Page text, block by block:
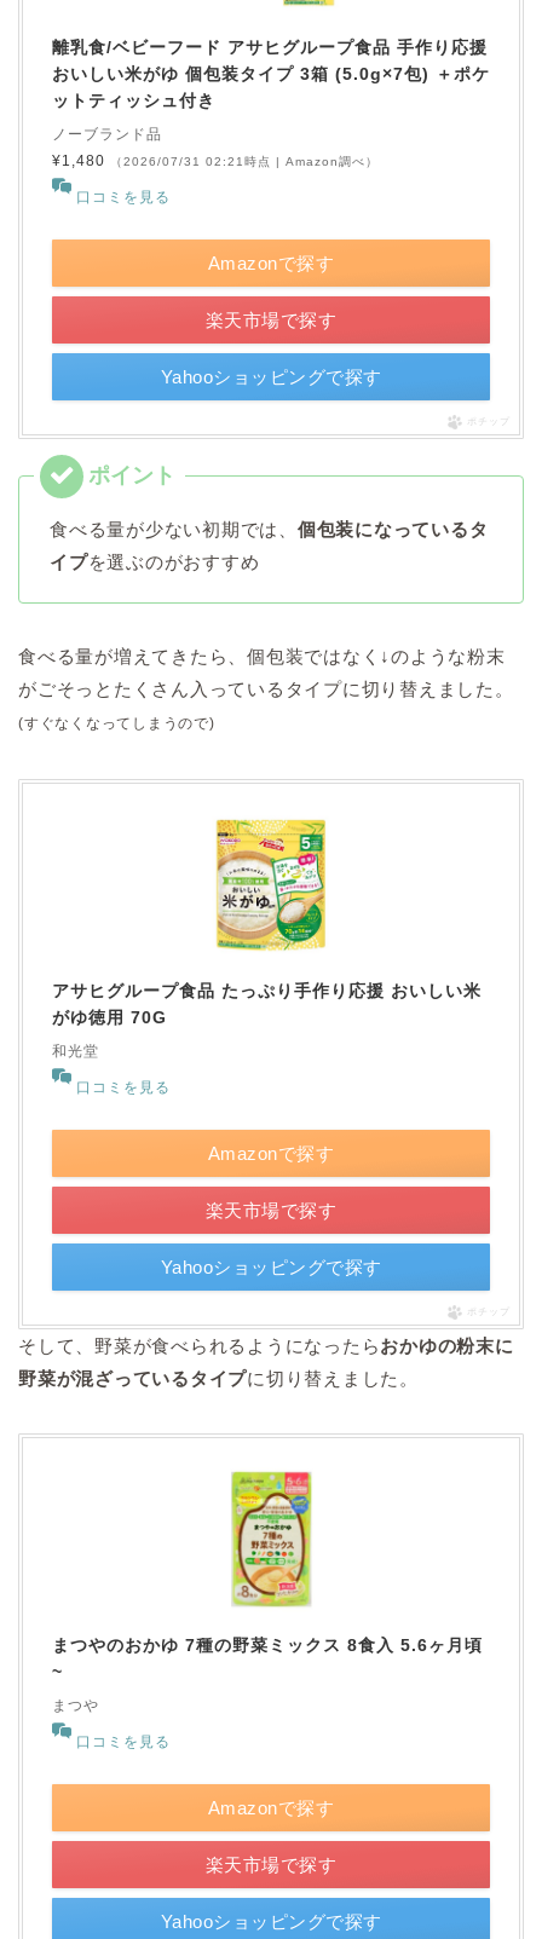
離乳食/ベビーフード アサヒグループ食品 手作り応援
おいしい米がゆ 個包装タイプ 3箱 (5.0g×7包) ＋ポケ
ットティッシュ付き
ノーブランド品
¥1,480
（2026/07/31 02:21時点 | Amazon調べ）
口コミを見る
Amazonで探す
楽天市場で探す
Yahooショッピングで探す
ポチップ
食べる量が少ない初期では、 個包装になっているタ
イプを選ぶのがおすすめ
食べる量が増えてきたら、個包装ではなく↓のような粉末
がごそっとたくさん入っているタイプに切り替えました。
(すぐなくなってしまうので)
アサヒグループ食品 たっぷり手作り応援 おいしい米
がゆ徳用 70G
和光堂
口コミを見る
Amazonで探す
楽天市場で探す
Yahooショッピングで探す
ポチップ
そして、野菜が食べられるようになったらおかゆの粉末に
野菜が混ざっているタイプに切り替えました。
まつやのおかゆ 7種の野菜ミックス 8食入 5.6ヶ月頃
~
まつや
口コミを見る
Amazonで探す
楽天市場で探す
Yahooショッピングで探す